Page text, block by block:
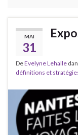
MAI
31
DeEvelyne Lehalle
définitions et